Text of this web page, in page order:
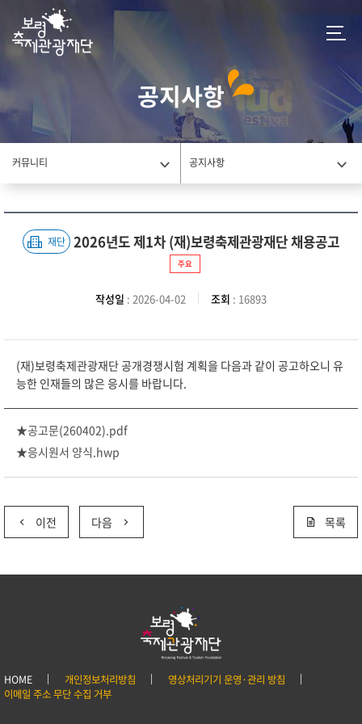
공지사항
커뮤니티 공지사항
재단 2026년도 제1차 (재)보령축제관광재단 채용공고
주요
작성일 : 2026-04-02 조회 : 16893
(재)보령축제관광재단 공개경쟁시험 계획을 다음과 같이 공고하오니 유
능한 인재들의 많은 응시를 바랍니다.
★공고문(260402).pdf
★응시원서 양식.hwp
이전 다음 목록
HOME 개인정보처리방침
영상처리기기 운영·관리 방침
이메일 주소 무단 수집 거부